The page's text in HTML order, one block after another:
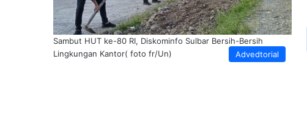
Advedtorial
Sambut HUT ke-80 RI, Diskominfo Sulbar Bersih-Bersih
Lingkungan Kantor( foto fr/Un)